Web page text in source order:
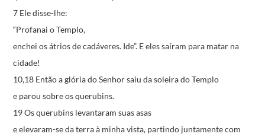
7 Ele disse-lhe:
“Profanai o Templo,
enchei os átrios de cadáveres. Ide”. E eles saíram para matar na
cidade!
10,18 Então a glória do Senhor saiu da soleira do Templo
e parou sobre os querubins.
19 Os querubins levantaram suas asas
e elevaram-se da terra à minha vista, partindo juntamente com